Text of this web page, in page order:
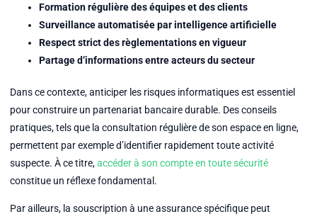
Formation régulière des équipes et des clients
Surveillance automatisée par intelligence artificielle
Respect strict des règlementations en vigueur
Partage d’informations entre acteurs du secteur
Dans ce contexte, anticiper les risques informatiques est essentiel
pour construire un partenariat bancaire durable. Des conseils
pratiques, tels que la consultation régulière de son espace en ligne,
permettent par exemple d’identifier rapidement toute activité
suspecte. À ce titre,accéder à son compte en toute sécurité
constitue un réflexe fondamental.
Par ailleurs, la souscription à une assurance spécifique peut